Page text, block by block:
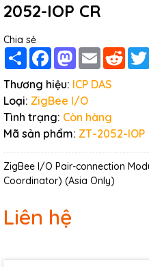
2052-IOP CR
Chia sẻ
Share FacebookMastodon
Email Reddit
Thương hiệu: ICP DAS
Loại: ZigBee I/O
Tình trạng: Còn hàng
Mã sản phẩm: ZT-2052-IOP
ZigBee I/O Pair-connection
Coordinator) (Asia Only)
Liên hệ